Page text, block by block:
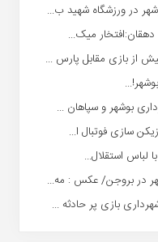
در ورزشگاه شهید ب...
دهقان:افتخار میک...
از بازی مقابل پارس ...
بوشهر و سپاهان ...
سازی فوتبال ا...
لباس استقلال...
در بروجن/ عکس : مه...
بازی پر حادثه ...